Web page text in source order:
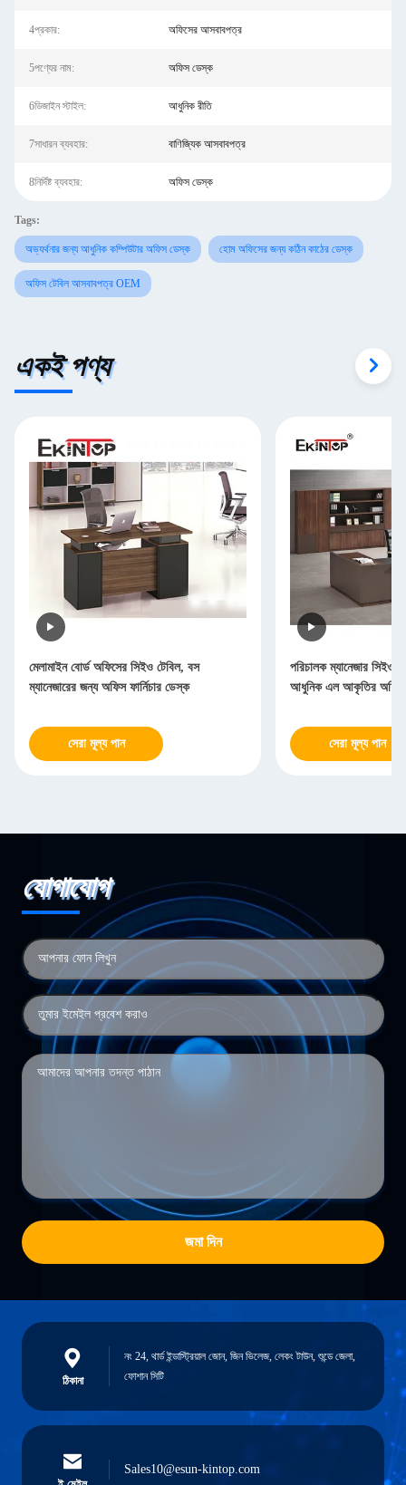
4প্রকার: অফিসের আসবাবপত্র
5পণ্যের নাম: অফিস ডেস্ক
6ডিজাইন স্টাইল: আধুনিক রীতি
7সাধারন ব্যবহার: বাণিজ্যিক আসবাবপত্র
8নির্দিষ্ট ব্যবহার: অফিস ডেস্ক
Tags:
অভ্যর্থনার জন্য আধুনিক কম্পিউটার অফিস ডেস্ক হোম অফিসের জন্য কঠিন কাঠের ডেস্ক
অফিস টেবিল আসবাবপত্র OEM
একই পণ্য
মেলামাইন বোর্ড অফিসের সিইও টেবিল, বস
ম্যানেজারের জন্য অফিস ফার্নিচার ডেস্ক
সেরা মূল্য পান
পরিচালক ম্যানেজার
আধুনিক এল আকৃতির
সেরা মূল্য পান
যোগাযোগ
জমা দিন
ঠিকানা
নং 24, থার্ড ইন্ডাস্ট্রিয়াল জোন, জিন ভিলেজ, লেকং টাউন, শুন্ডে জেলা,
ফোশান সিটি
Sales10@esun-kintop.com